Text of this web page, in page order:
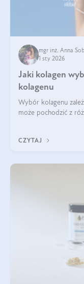
mgr inż. Anna
1 sty 2026
Jaki kolagen
kolagenu
Wybór kolagenu
może pochodzić z
bydlęcy.
CZYTAJ